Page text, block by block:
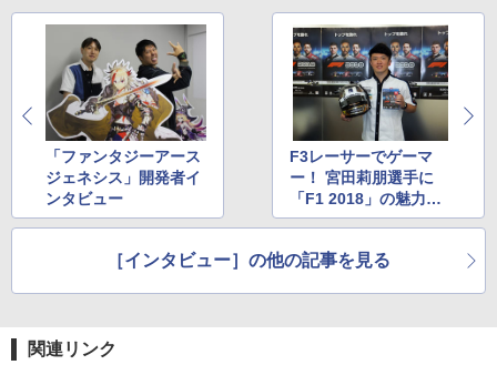
【特典】STEINS;GATE RE:BOOT PS5
版(【早期購入同梱特典】「STEINS;GAT
E 変移空間のオクテット」DLC)
￥6,358
【中古】EA SPORTS FC 26ソフト:プレ
ーム
[Switch 2] ゼノブレイド ディフィニティ
ブ・エディション Nintendo Switch 2 E
dition アップグレードパス（ダウンロー
ド版）※800ポイントまでご利用可
￥999
NewスーパーマリオブラザーズWii ノコ
【中古】 天空の城ラピュタ / 宮崎駿 / Ha
ppinet [Blu-ray]【宅配便出荷】
￥4,462
劇場版「鬼滅の刃」無限城編 第一章 猗
窩座再来 Blu-ray 【通常版】 【BLU-RA
Y DISC】
￥6,447
ニンテンドープリペイド番号 9000円|オ
ンラインコード版
￥9,000
ニンテンドープリペイド番号 5000円|オ
3
【純正品】ディスクドライブ(CFI-ZDD1
J) PlayStation 5
￥11,849
【純正品】DualSense ワイヤレスコン
トローラー ミッドナイト ブラック(CFI-
￥10,737
￥8,020
【純正品】Xbox 充電式バッテリー + US
B-C ケーブル
￥2,618
マスター TH8S シフター - PC、PS4、P
3
【Amazon.co.jp限定】劇場版モノノ怪
第三章 蛇神 (Amazon.co.jp限定オリジ
ナル三方背収納ケース付きコレクション)
(オリジナル特典:オリジナル巾着＋メー
カー特典:【坤と離】二振りの剣、十翼よ
り来たる！スタジオ描き下ろしイラスト
ボード付) [Blu-ray]
￥10,780
劇場版「鬼滅の刃」無限城編 第一章 猗
窩座再来 完全生産限定版 [Blu-ray]
「ファンタジーアース
ジェネシス」開発者イ
ンタビュー
F3レーサーでゲーマ
ー！ 宮田莉朋選手に
「F1 2018」の魅力を
聞く
［インタビュー］の他の記事を見る
関連リンク